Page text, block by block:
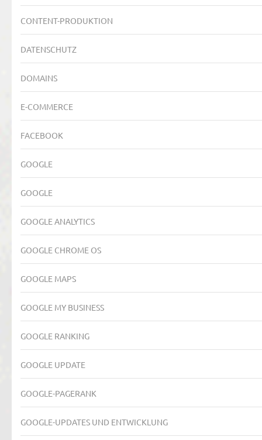
CONTENT-PRODUKTION
DATENSCHUTZ
DOMAINS
E-COMMERCE
FACEBOOK
GOOGLE
GOOGLE
GOOGLE ANALYTICS
GOOGLE CHROME OS
GOOGLE MAPS
GOOGLE MY BUSINESS
GOOGLE RANKING
GOOGLE UPDATE
GOOGLE-PAGERANK
GOOGLE-UPDATES UND ENTWICKLUNG